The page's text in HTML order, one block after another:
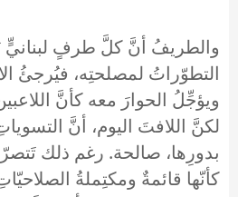
والطريفُ أنَّ كلَّ طرفٍ لبنانيٍّ
التطوّراتُ لمصلحتِه، فيُرجئُ
ويؤجِّلُ الحوارَ معه كأنَّ
لكنَّ اللافتَ اليوم، أنَّ
بدورِها، صالحة. رغم ذلك
كأنّها قائمةٌ ومكتِملةُ